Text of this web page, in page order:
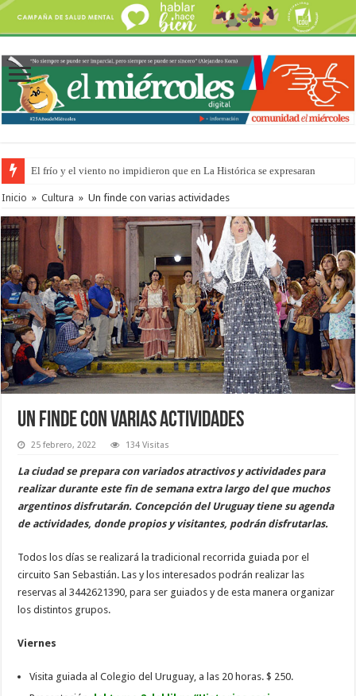
El frío y el viento no impidieron que en La Histórica se expresaran
OSER: Frigerio aseguró que mejoraron el servicio, redujeron el déficit en
Inicio » Cultura » Un finde con varias actividades
Un finde con varias actividades
25 febrero, 2022 134 Visitas
La ciudad se prepara con variados atractivos y actividades para
realizar durante este fin de semana extra largo del que muchos
argentinos disfrutarán. Concepción del Uruguay tiene su agenda
de actividades, donde propios y visitantes, podrán disfrutarlas.
Todos los días se realizará la tradicional recorrida guiada por el
circuito San Sebastián. Las y los interesados podrán realizar las
reservas al 3442621390, para ser guiados y de esta manera organizar
los distintos grupos.
Viernes
Visita guiada al Colegio del Uruguay, a las 20 horas. $ 250.